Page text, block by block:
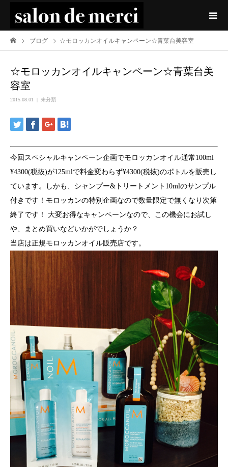
ブログ ☆モロッカンオイルキャンペーン☆青葉台美容室
☆モロッカンオイルキャンペーン☆青葉台美
容室
2015.08.01 未分類
今回スペシャルキャンペーン企画でモロッカンオイル通常100ml
¥4300(税抜)が125mlで料金変わらず¥4300(税抜)のボトルを販売し
ています。しかも、シャンプー&トリートメント10mlのサンプル
付きです！モロッカンの特別企画なので数量限定で無くなり次第
終了です！ 大変お得なキャンペーンなので、この機会にお試し
や、まとめ買いなどいかがでしょうか？
当店は正規モロッカンオイル販売店です。